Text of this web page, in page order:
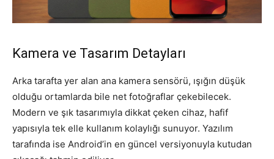
Kamera ve Tasarım Detayları
Arka tarafta yer alan ana kamera sensörü, ışığın düşük
olduğu ortamlarda bile net fotoğraflar çekebilecek.
Modern ve şık tasarımıyla dikkat çeken cihaz, hafif
yapısıyla tek elle kullanım kolaylığı sunuyor. Yazılım
tarafında ise Android’in en güncel versiyonuyla kutudan